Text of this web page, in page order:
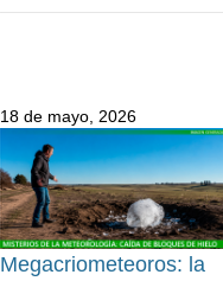
18 de mayo, 2026
Megacriometeoros: la